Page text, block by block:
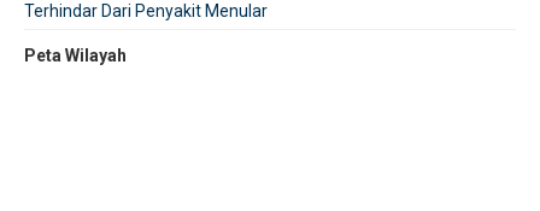
Terhindar Dari Penyakit Menular
Peta Wilayah